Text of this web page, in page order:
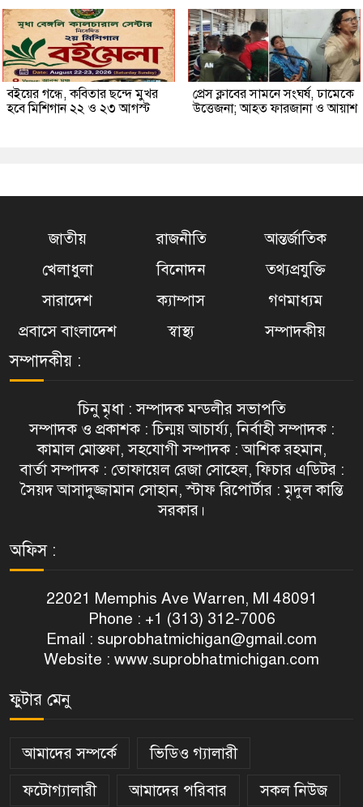
বইয়ের গন্ধে, কবিতার ছন্দে মুখর
হবে মিশিগান ২২ ও ২৩ আগস্ট
প্রেস ক্লাবের সামনে সংঘর্ষ, ঢামেকে
উত্তেজনা; আহত ফারজানা ও আয়াশ
জাতীয় রাজনীতি
আন্তর্জাতিক
খেলাধুলা
বিনোদন
তথ্যপ্রযুক্তি
সারাদেশ
ক্যাম্পাস
গণমাধ্যম
প্রবাসে বাংলাদেশ
স্বাস্থ্য সম্পাদকীয়
সম্পাদকীয় :
চিনু মৃধা : সম্পাদক মন্ডলীর সভাপতি
সম্পাদক ও প্রকাশক : চিন্ময় আচার্য্য, নির্বাহী সম্পাদক :
কামাল মোস্তফা, সহযোগী সম্পাদক : আশিক রহমান,
বার্তা সম্পাদক : তোফায়েল রেজা সোহেল, ফিচার এডিটর :
সৈয়দ আসাদুজ্জামান সোহান, স্টাফ রিপোর্টার : মৃদুল কান্তি
সরকার।
অফিস :
22021 Memphis Ave Warren, MI 48091
Phone : +1 (313) 312-7006
Email : suprobhatmichigan@gmail.com
Website : www.suprobhatmichigan.com
ফুটার মেনু
আমাদের সম্পর্কে
ভিডিও গ্যালারী
ফটোগ্যালারী
আমাদের পরিবার সকল নিউজ